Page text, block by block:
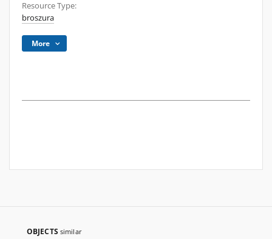
Resource Type:
broszura
More
OBJECTS similar